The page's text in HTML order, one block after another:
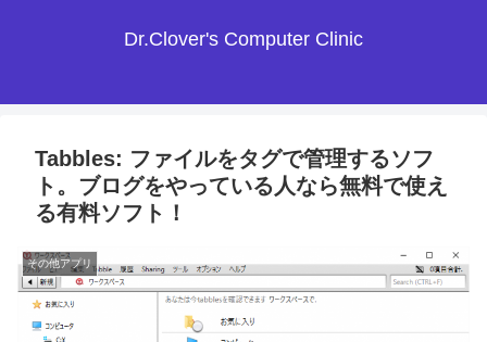
Dr.Clover's Computer Clinic
Tabbles: ファイルをタグで管理するソフ
ト。ブログをやっている人なら無料で使え
る有料ソフト！
その他アプリ